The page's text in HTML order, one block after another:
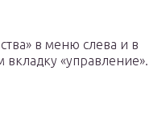
в меню слева и в
«управление».